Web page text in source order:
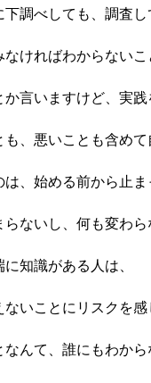
下調べしても、調査し
なければわからないこ
か言いますけど、実
も、悪いことも含め
は、始める前から止ま
らないし、何も変わら
知識がある人は、
ないことにリスクを
なんて、誰にもわから